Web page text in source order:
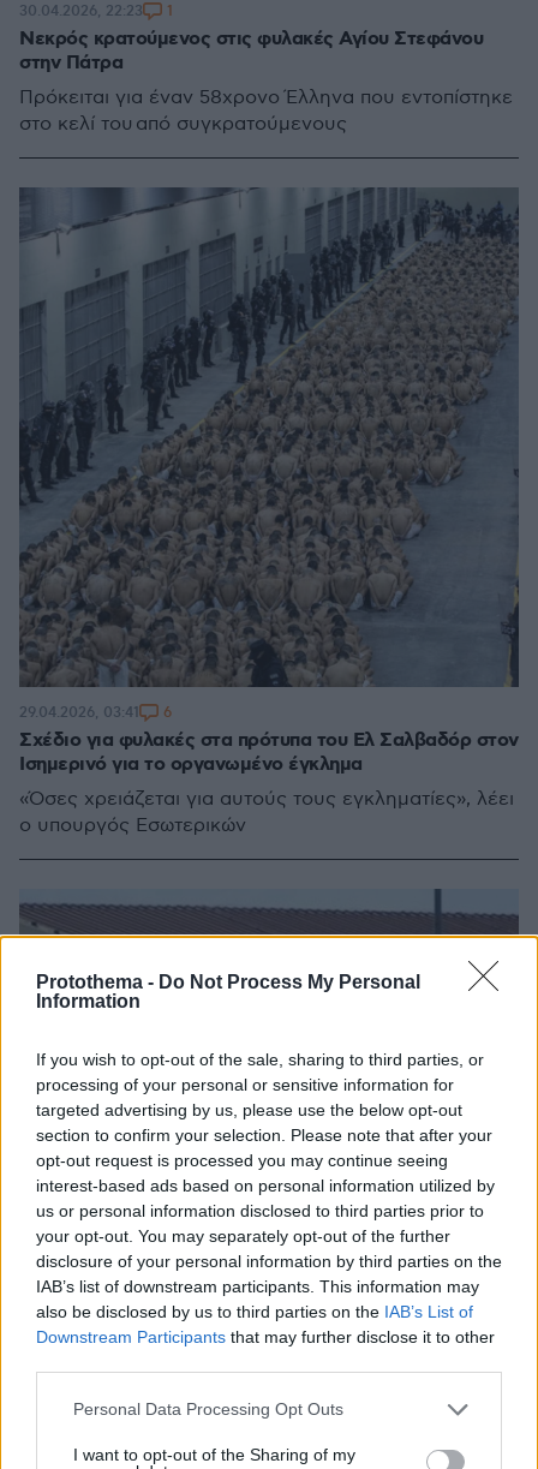
Protothema - Do Not Process My Personal
Information
If you wish to opt-out of the sale, sharing to third parties, or
processing of your personal or sensitive information for
targeted advertising by us, please use the below opt-out
section to confirm your selection. Please note that after your
opt-out request is processed you may continue seeing
interest-based ads based on personal information utilized by
us or personal information disclosed to third parties prior to
your opt-out. You may separately opt-out of the further
disclosure of your personal information by third parties on the
IAB’s list of downstream participants. This information may
also be disclosed by us to third parties on the IAB’s List of
Downstream Participants that may further disclose it to other
Please note that this website/app uses one or more Google
not limited to your visit or usage behaviour. You may click to
Personal Data Processing Opt Outs
I want to opt-out of the Sharing of my
Νεκρός κρατούμενος στις φυλακές Αγίου Στεφάνου
στην Πάτρα
Πρόκειται για έναν 58χρονο Έλληνα που εντοπίστηκε
στο κελί του από συγκρατούμενους
30.04.2026, 22:23 1
Σχέδιο για φυλακές στα πρότυπα του Ελ Σαλβαδόρ στον
Ισημερινό για το οργανωμένο έγκλημα
«Όσες χρειάζεται για αυτούς τους εγκληματίες», λέει
ο υπουργός Εσωτερικών
29.04.2026, 03:41 6
28.04.2026, 23:07 1